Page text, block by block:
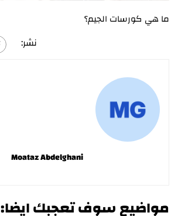
ما هي كورسات الجيم؟
نشر:
Moataz Abdelghani
مواضيع سوف تعجبك ايضا: